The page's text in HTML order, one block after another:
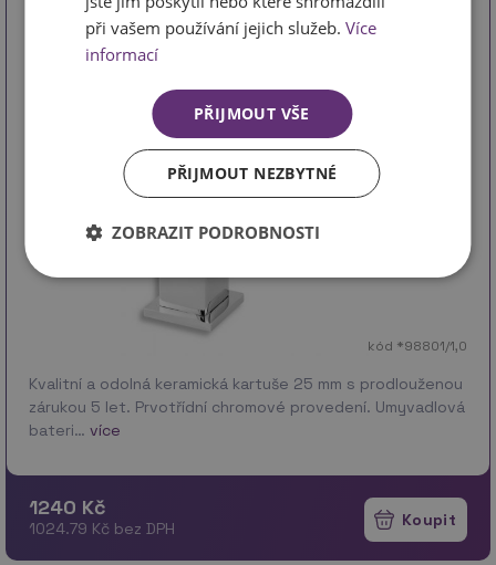
kód *98801/1,0
Kvalitní a odolná keramická kartuše 25 mm s prodlouženou
zárukou 5 let. Prvotřídní chromové provedení. Umyvadlová
bateri… více
1240 Kč
1024.79 Kč bez DPH
při vašem používání jejich služeb.Více
informací
PŘIJMOUT VŠE
PŘIJMOUT NEZBYTNÉ
ZOBRAZIT PODROBNOSTI